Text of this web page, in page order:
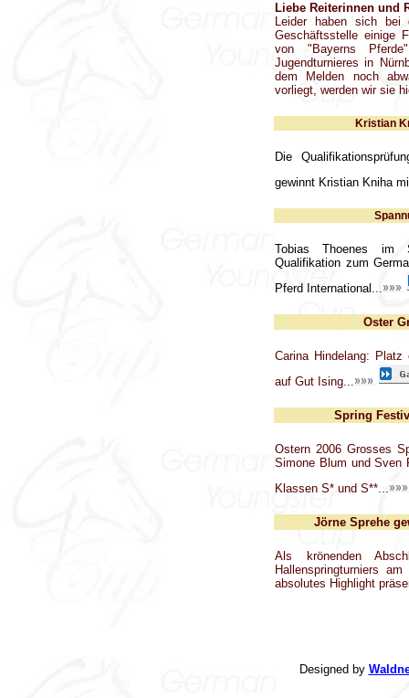
Liebe Reiterinnen und
Leider haben sich bei
Geschäftsstelle einige
von "Bayerns
Jugendturnieres in
dem Melden noch
vorliegt, werden wir sie
Kristian
Die
gewinnt Kristian Kniha
Tobias Thoenes im
Qualifikation zum
Pferd International ...
Oster
Carina Hindelang:
auf Gut Ising...
Spring
Ostern 2006 Grosses
Simone Blum und Sven
Klassen S* und S**...
Jörne Sprehe
Als krönenden
Hallenspringturniers
absolutes Highlight
Designed by